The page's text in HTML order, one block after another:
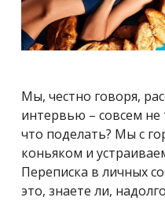
Мы, честно говоря,
интервью – совсем
что поделать? Мы с
коньяком и
Переписка в личных
это, знаете ли,